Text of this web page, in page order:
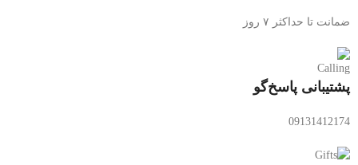
ضمانت تا حداکثر ۷ روز
پشتیبانی پاسخ‌گو
09131412174